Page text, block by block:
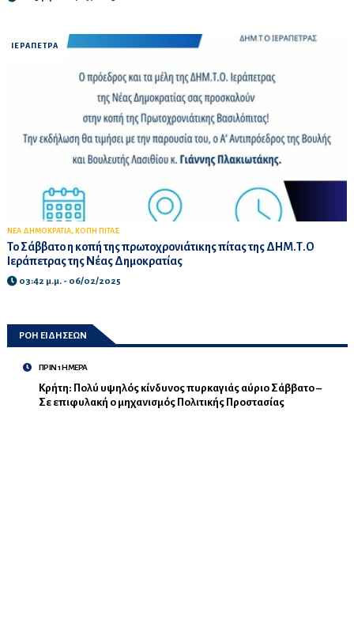
ΙΕΡΑΠΕΤΡΑ
ΝΕΑ ΔΗΜΟΚΡΑΤΙΑ, ΚΟΠΗ ΠΙΤΑΣ
Το Σάββατο η κοπή της πρωτοχρονιάτικης πίτας της ΔΗΜ.Τ.Ο
Ιεράπετρας της Νέας Δημοκρατίας
03:42 μ.μ. - 06/02/2025
ΡΟΗ ΕΙΔΗΣΕΩΝ
ΠΡΙΝ 1 ΗΜΕΡΑ
Κρήτη: Πολύ υψηλός κίνδυνος πυρκαγιάς αύριο Σάββατο –
Σε επιφυλακή ο μηχανισμός Πολιτικής Προστασίας